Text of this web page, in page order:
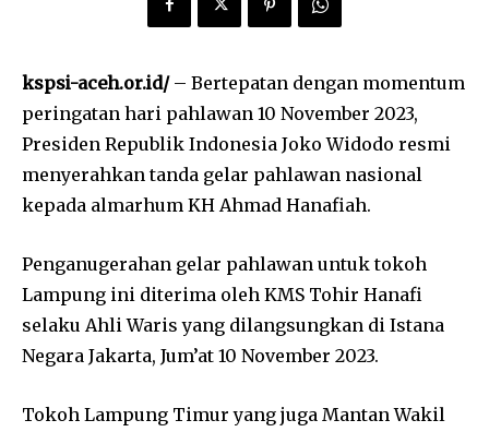
kspsi-aceh.or.id/– Bertepatan dengan momentum
peringatan hari pahlawan 10 November 2023,
Presiden Republik Indonesia Joko Widodo resmi
menyerahkan tanda gelar pahlawan nasional
kepada almarhum KH Ahmad Hanafiah.
Penganugerahan gelar pahlawan untuk tokoh
Lampung ini diterima oleh KMS Tohir Hanafi
selaku Ahli Waris yang dilangsungkan di Istana
Negara Jakarta, Jum’at 10 November 2023.
Tokoh Lampung Timur yang juga Mantan Wakil